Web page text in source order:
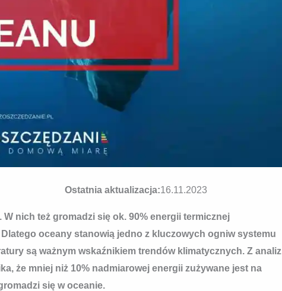
Ostatnia aktualizacja:16.11.2023
nich też gromadzi się ok. 90% energii termicznej
oceany stanowią jedno z kluczowych ogniw systemu
są ważnym wskaźnikiem trendów klimatycznych. Z analiz
że mniej niż 10% nadmiarowej energii zużywane jest na
się w oceanie.